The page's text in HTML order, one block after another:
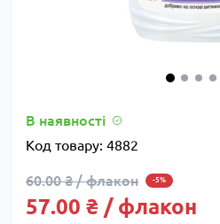
В наявності
Код товару: 4882
60.00 ₴ / флакон -5%
57.00 ₴ / флакон